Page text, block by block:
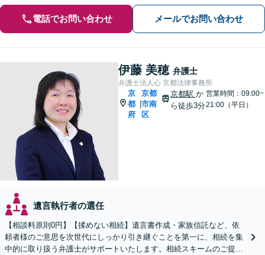
電話でお問い合わせ メールでお問い合わせ
伊藤 美穂 弁護士
弁護士法人心 京都法律事務所
京
都
府
京都
市南
区
京都駅 か
ら徒歩3分
営業時間：09:00~
21:00（平日）
遺言執行者の選任
【相談料原則0円】【揉めない相続】遺言書作成・家族信託など、依
頼者様のご意思を次世代にしっかり引き継ぐことを第一に、相続を集
中的に取り扱う弁護士がサポートいたします。相続スキームのご提案